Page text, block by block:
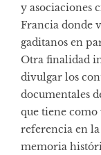
y asociaciones
Francia donde
gaditanos en
Otra finalidad
divulgar los
documentales
que tiene
referencia en
memoria